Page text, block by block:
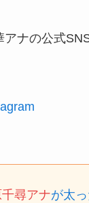
ナの公式
尋アナが太